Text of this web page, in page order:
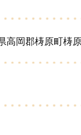
高岡郡梼原町梼